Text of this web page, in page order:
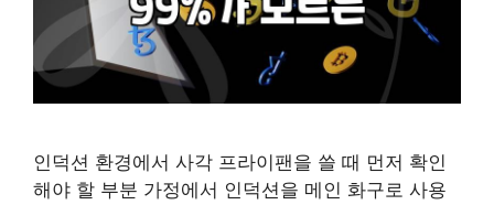
인덕션 환경에서 사각 프라이팬을 쓸 때 먼저 확인
해야 할 부분 가정에서 인덕션을 메인 화구로 사용